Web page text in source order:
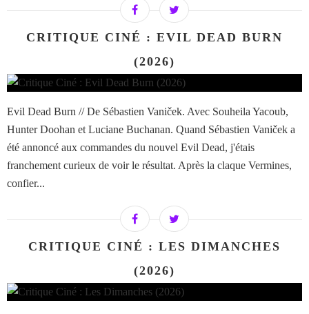
CRITIQUE CINÉ : EVIL DEAD BURN
(2026)
Evil Dead Burn // De Sébastien Vaniček. Avec Souheila Yacoub,
Hunter Doohan et Luciane Buchanan. Quand Sébastien Vaniček a
été annoncé aux commandes du nouvel Evil Dead, j'étais
franchement curieux de voir le résultat. Après la claque Vermines,
confier...
CRITIQUE CINÉ : LES DIMANCHES
(2026)